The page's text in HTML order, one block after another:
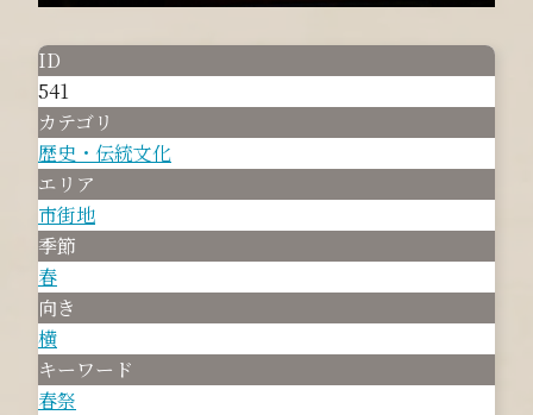
ID
541
カテゴリ
歴史・伝統文化
エリア
市街地
季節
春
向き
横
キーワード
春祭